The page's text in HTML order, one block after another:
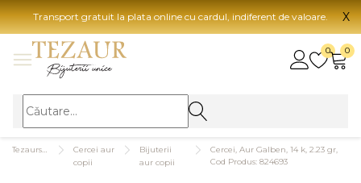
Transport gratuit la plata online cu cardul, indiferent de valoare. X
0 0
BIJUTERII
BIJUTERII FEMEI
Inele
Cercei aur
copii
Bijuterii
aur copii
Cercei, Aur Galben, 14 k, 2.23 gr,
Cod Produs: 824693